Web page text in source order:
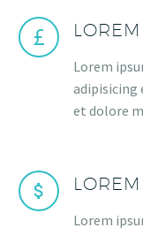
Lorem
adipisicing
et dolore
Lorem